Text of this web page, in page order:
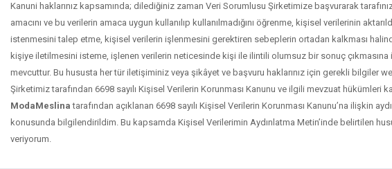
Kanuni haklarınız kapsamında; dilediğiniz zaman Veri Sorumlusu Şirketimize başvurarak
amacını ve bu verilerin amaca uygun kullanılıp kullanılmadığını öğrenme, kişisel verilerinin
istenmesini talep etme, kişisel verilerin işlenmesini gerektiren sebeplerin ortadan kalkması
kişiye iletilmesini isteme, işlenen verilerin neticesinde kişi ile ilintili olumsuz bir sonuç çıkmasına
mevcuttur. Bu hususta her tür iletişiminiz veya şikâyet ve başvuru haklarınız için gerekli bilgiler
Şirketimiz tarafından 6698 sayılı Kişisel Verilerin Korunması Kanunu ve ilgili mevzuat
ModaMeslina tarafından açıklanan 6698 sayılı Kişisel Verilerin Korunması Kanunu’na ilişkin
konusunda bilgilendirildim. Bu kapsamda Kişisel Verilerimin Aydınlatma Metin’inde belirtilen
veriyorum.